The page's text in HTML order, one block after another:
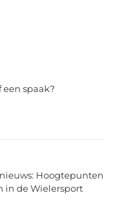
een spaak?
Hoogtepunten
in de Wielersport